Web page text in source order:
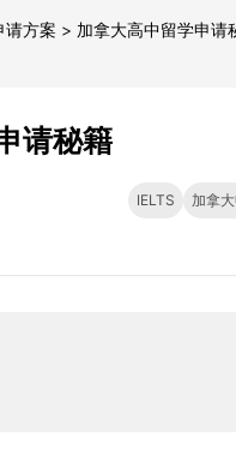
请方案 > 加拿大高中留学申请
请秘籍
IELTS 加拿